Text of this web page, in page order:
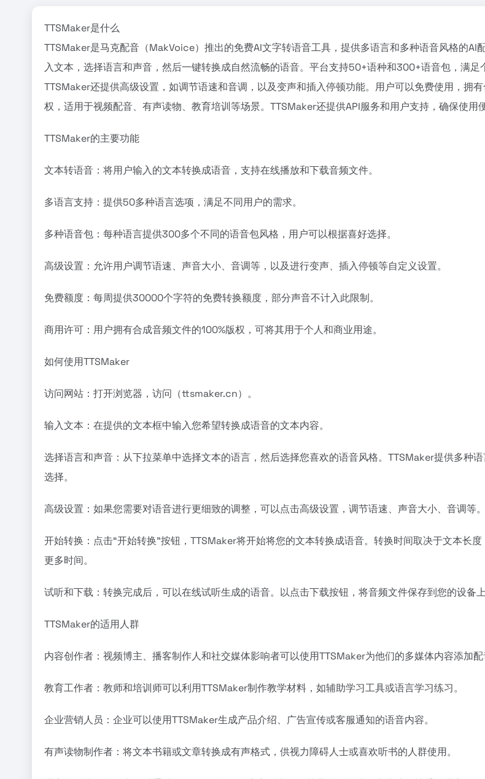
TTSMaker是什么
TTSMaker是马克配音（MakVoice）推出的免费AI文字转语音工具，提供多语言和多种语音风格的AI
入文本，选择语言和声音，然后一键转换成自然流畅的语音。平台支持50+语种和300+语音包，满足
TTSMaker还提供高级设置，如调节语速和音调，以及变声和插入停顿功能。用户可以免费使用，拥
权，适用于视频配音、有声读物、教育培训等场景。TTSMaker还提供API服务和用户支持，确保使用
TTSMaker的主要功能
文本转语音：将用户输入的文本转换成语音，支持在线播放和下载音频文件。
多语言支持：提供50多种语言选项，满足不同用户的需求。
多种语音包：每种语言提供300多个不同的语音包风格，用户可以根据喜好选择。
高级设置：允许用户调节语速、声音大小、音调等，以及进行变声、插入停顿等自定义设置。
免费额度：每周提供30000个字符的免费转换额度，部分声音不计入此限制。
商用许可：用户拥有合成音频文件的100%版权，可将其用于个人和商业用途。
如何使用TTSMaker
访问网站：打开浏览器，访问（ttsmaker.cn）。
输入文本：在提供的文本框中输入您希望转换成语音的文本内容。
选择语言和声音：从下拉菜单中选择文本的语言，然后选择您喜欢的语音风格。TTSMaker提供多种
选择。
高级设置：如果您需要对语音进行更细致的调整，可以点击高级设置，调节语速、声音大小、音调等。
开始转换：点击“开始转换”按钮，TTSMaker将开始将您的文本转换成语音。转换时间取决于文本长
更多时间。
试听和下载：转换完成后，可以在线试听生成的语音。以点击下载按钮，将音频文件保存到您的设备上
TTSMaker的适用人群
内容创作者：视频博主、播客制作人和社交媒体影响者可以使用TTSMaker为他们的多媒体内容添加配
教育工作者：教师和培训师可以利用TTSMaker制作教学材料，如辅助学习工具或语言学习练习。
企业营销人员：企业可以使用TTSMaker生成产品介绍、广告宣传或客服通知的语音内容。
有声读物制作者：将文本书籍或文章转换成有声格式，供视力障碍人士或喜欢听书的人群使用。